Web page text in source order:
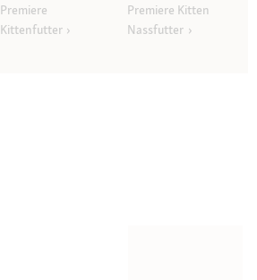
Premiere
Kittenfutter
Premiere Kitten
Nassfutter